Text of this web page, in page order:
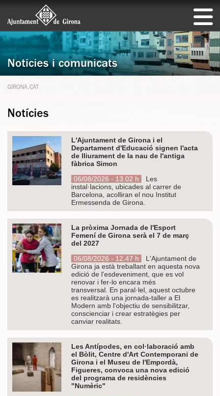
Notícies i comunicats
GIRONA.CAT
Notícies
L'Ajuntament de Girona i el
Departament d'Educació signen l'acta
de lliurament de la nau de l'antiga
fàbrica Simon
06/08/2026 - 13.02 h
Les
instal·lacions, ubicades al carrer de
Barcelona, acolliran el nou Institut
Ermessenda de Girona.
La pròxima Jornada de l'Esport
Femení de Girona serà el 7 de març
del 2027
06/08/2026 - 12.47 h
L'Ajuntament de
Girona ja està treballant en aquesta nova
edició de l'esdeveniment, que es vol
renovar i fer-lo encara més
transversal. En paral·lel, aquest octubre
es realitzarà una jornada-taller a El
Modern amb l'objectiu de sensibilitzar,
conscienciar i crear estratègies per
canviar realitats.
Les Antípodes, en col·laboració amb
el Bòlit, Centre d'Art Contemporani de
Girona i el Museu de l'Empordà,
Figueres, convoca una nova edició
del programa de residències
"Numèric"